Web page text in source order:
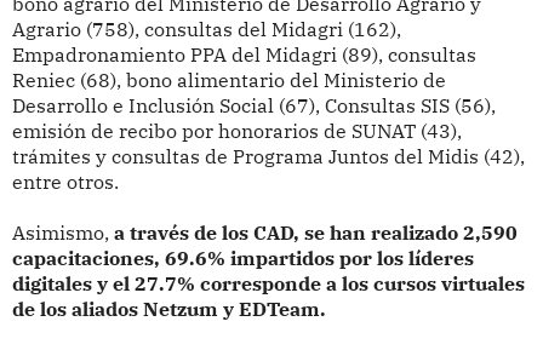
Agrario (758), consultas del Midagri (162),
Empadronamiento PPA del Midagri (89), consultas
Reniec (68), bono alimentario del Ministerio de
Desarrollo e Inclusión Social (67), Consultas SIS (56),
emisión de recibo por honorarios de SUNAT (43),
trámites y consultas de Programa Juntos del Midis (42),
entre otros.
Asimismo, a través de los CAD, se han realizado 2,590
capacitaciones, 69.6% impartidos por los líderes
digitales y el 27.7% corresponde a los cursos virtuales
de los aliados Netzum y EDTeam.